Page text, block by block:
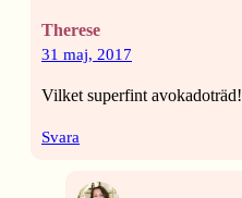
Therese
31 maj, 2017
Vilket superfint avokadoträd!
Svara